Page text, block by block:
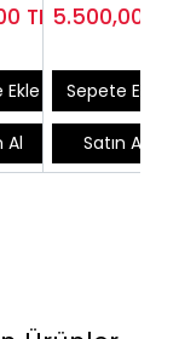
TL
Al
Kadın
5.500,00
Sepete Ekle
Satın Al